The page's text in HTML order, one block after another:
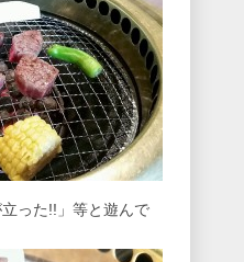
った!!」等と遊んで